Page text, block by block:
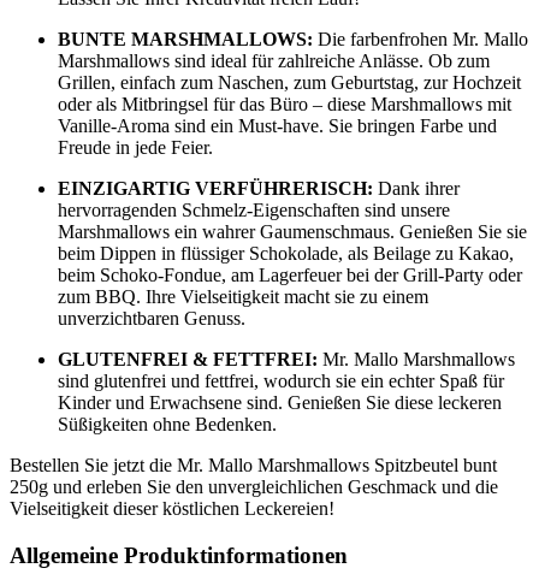
BUNTE MARSHMALLOWS: Die farbenfrohen Mr. Mallo
Marshmallows sind ideal für zahlreiche Anlässe. Ob zum
Grillen, einfach zum Naschen, zum Geburtstag, zur Hochzeit
oder als Mitbringsel für das Büro – diese Marshmallows mit
Vanille-Aroma sind ein Must-have. Sie bringen Farbe und
Freude in jede Feier.
EINZIGARTIG VERFÜHRERISCH: Dank ihrer
hervorragenden Schmelz-Eigenschaften sind unsere
Marshmallows ein wahrer Gaumenschmaus. Genießen Sie sie
beim Dippen in flüssiger Schokolade, als Beilage zu Kakao,
beim Schoko-Fondue, am Lagerfeuer bei der Grill-Party oder
zum BBQ. Ihre Vielseitigkeit macht sie zu einem
unverzichtbaren Genuss.
GLUTENFREI & FETTFREI: Mr. Mallo Marshmallows
sind glutenfrei und fettfrei, wodurch sie ein echter Spaß für
Kinder und Erwachsene sind. Genießen Sie diese leckeren
Süßigkeiten ohne Bedenken.
Bestellen Sie jetzt die Mr. Mallo Marshmallows Spitzbeutel bunt
250g und erleben Sie den unvergleichlichen Geschmack und die
Vielseitigkeit dieser köstlichen Leckereien!
Allgemeine Produktinformationen